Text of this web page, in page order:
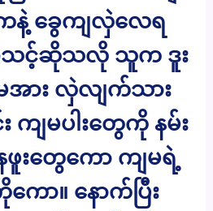
နဲ့ ခွေကျလှဲလေရ
င့်ဆိုသလို သူက ဒူး
အား လှဲလျက်သား
ကျမပါးတွေကို နမ်း
ဖူးတွေကော ကျမရဲ့
ာ။ နောက်ပြီး